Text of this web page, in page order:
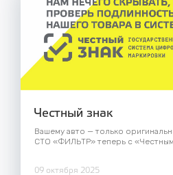
Честный знак
Вашему авто — только
СТО «ФИЛЬТР» теперь с
09 октября 2025